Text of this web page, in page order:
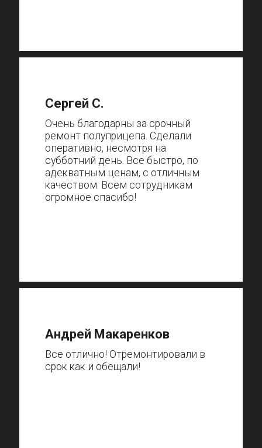
Сергей С.
Очень благодарны за срочный
ремонт полуприцепа. Сделали
оперативно, несмотря на
субботний день. Все быстро, по
адекватным ценам, с отличным
качеством. Всем сотрудникам
огромное спасибо!
Андрей Макаренков
Все отлично! Отремонтировали в
срок как и обещали!